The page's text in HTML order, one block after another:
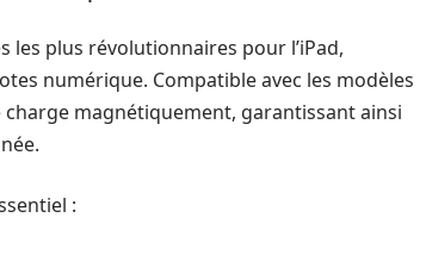
les plus révolutionnaires pour l’iPad,
numérique. Compatible avec les modèles
charge magnétiquement, garantissant ainsi
: